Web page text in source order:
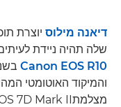
דיאנה מילוס יוצרת
שלה תהיה ניידת
Canon EOS R10
והמיקוד האוטומטי